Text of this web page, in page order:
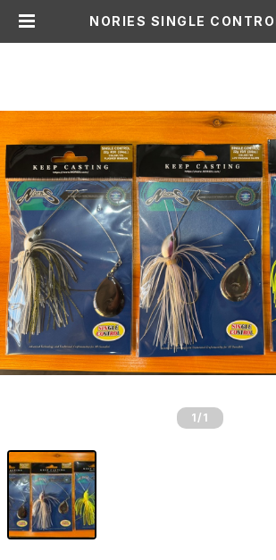
NORIES SINGLE
1 /1